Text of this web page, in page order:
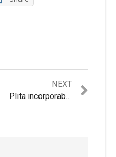
Navigare
NEXT
post:
Plita incorporabila Electrolux EHH6240ISK – Review si Recomandari